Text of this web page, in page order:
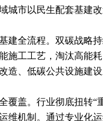
城市以民生配套基建
建全流程。双碳战略
施工工艺，淘汰高能
造、低碳公共设施建
覆盖。行业彻底扭转“
维机制。通过专业化